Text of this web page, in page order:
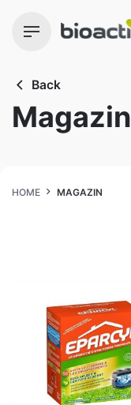
Back
Magazin
HOME MAGAZIN